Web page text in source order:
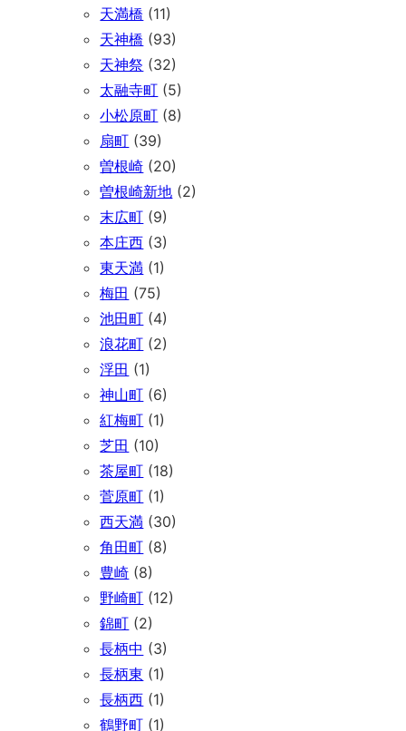
天満橋 (11)
天神橋 (93)
天神祭 (32)
太融寺町 (5)
小松原町 (8)
扇町 (39)
曽根崎 (20)
曽根崎新地 (2)
末広町 (9)
本庄西 (3)
東天満 (1)
梅田 (75)
池田町 (4)
浪花町 (2)
浮田 (1)
神山町 (6)
紅梅町 (1)
芝田 (10)
茶屋町 (18)
菅原町 (1)
西天満 (30)
角田町 (8)
豊崎 (8)
野崎町 (12)
錦町 (2)
長柄中 (3)
長柄東 (1)
長柄西 (1)
鶴野町 (1)